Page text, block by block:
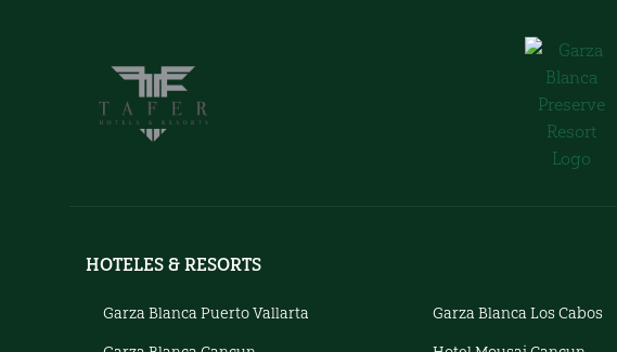
HOTELES & RESORTS
Garza Blanca Puerto Vallarta Garza Blanca Los Cabos